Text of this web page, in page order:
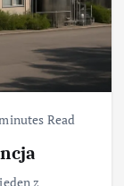
Read
z